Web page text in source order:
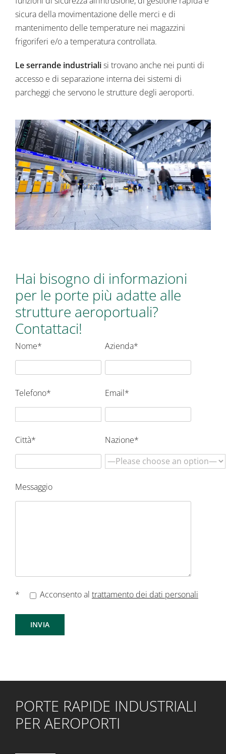
sicura della movimentazione delle merci e di
mantenimento delle temperature nei magazzini
frigoriferi e/o a temperatura controllata.
Le serrande industrialisi trovano anche nei punti di
accesso e di separazione interna dei sistemi di
parcheggi che servono le strutture degli aeroporti.
Hai bisogno di informazioni
per le porte più adatte alle
strutture aeroportuali?
Contattaci!
Nome* Azienda*
Telefono* Email*
Città* Nazione*
Messaggio
* Acconsento al trattamento dei dati personali
PORTE RAPIDE INDUSTRIALI
PER AEROPORTI